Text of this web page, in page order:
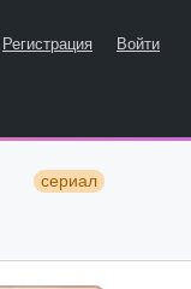
Регистрация Войти
сериал